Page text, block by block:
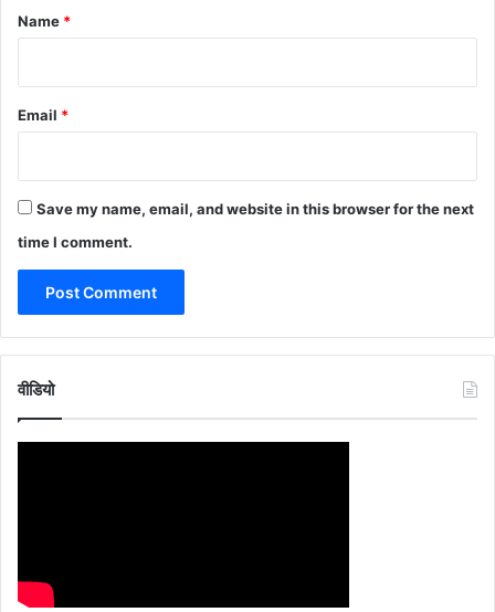
*
Name *
Email *
Save my name, email, and website in this browser for the next
time I comment.
वीडियो